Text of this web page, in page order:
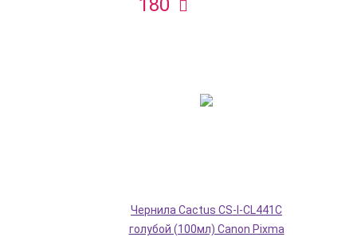
180
Чернила Cactus CS-I-CL441C
голубой (100мл) Canon Pixma